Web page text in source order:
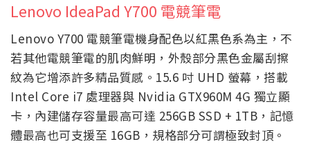
Lenovo IdeaPad Y700 電競筆電
Lenovo Y700 電競筆電機身配色以紅黑色系為主，不
若其他電競筆電的肌肉鮮明，外殼部分黑色金屬刮擦
紋為它增添許多精品質感。15.6 吋 UHD 螢幕，搭載
Intel Core i7 處理器與 Nvidia GTX960M 4G 獨立顯
卡，內建儲存容量最高可達 256GB SSD + 1TB，記憶
體最高也可支援至 16GB，規格部分可謂極致封頂。